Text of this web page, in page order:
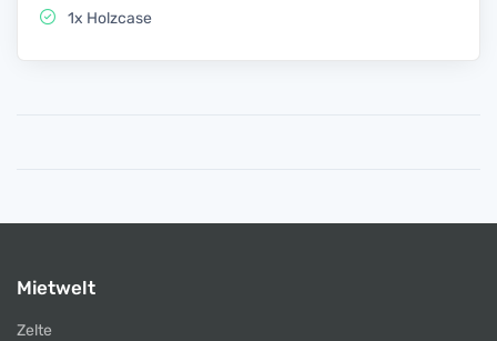
1x Holzcase
Mietwelt
Zelte